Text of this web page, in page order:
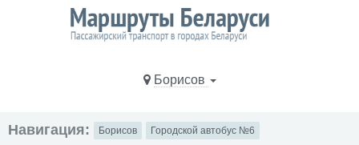
Борисов
Навигация: Борисов Городской автобус №6